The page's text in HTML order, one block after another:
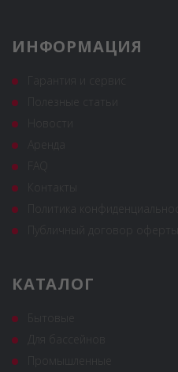
ИНФОРМАЦИЯ
КАТАЛОГ